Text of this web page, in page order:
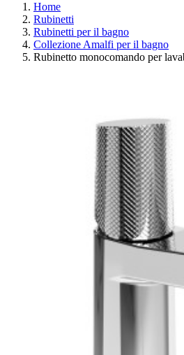
Home
Rubinetti
Rubinetti per il bagno
Collezione Amalfi per il bagno
Rubinetto monocomando per